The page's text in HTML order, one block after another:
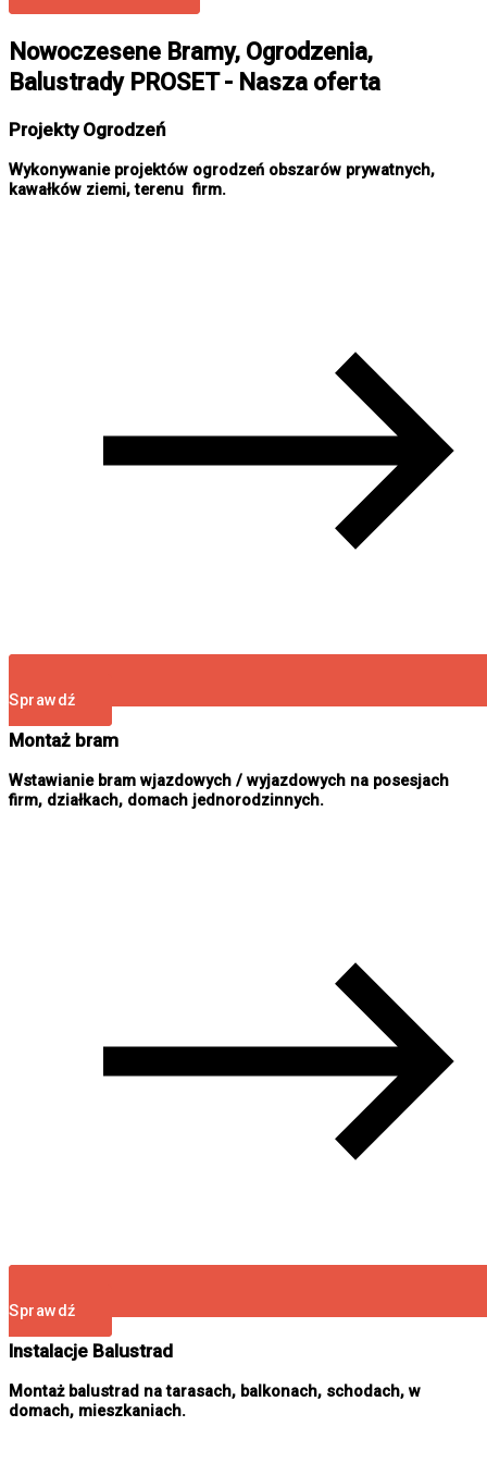
Nowoczesene Bramy, Ogrodzenia,
Balustrady PROSET - Nasza oferta
Projekty Ogrodzeń
Wykonywanie projektów ogrodzeń obszarów prywatnych,
kawałków ziemi, terenu firm.
Sprawdź
Montaż bram
Wstawianie bram wjazdowych / wyjazdowych na posesjach
firm, działkach, domach jednorodzinnych.
Sprawdź
Instalacje Balustrad
Montaż balustrad na tarasach, balkonach, schodach, w
domach, mieszkaniach.